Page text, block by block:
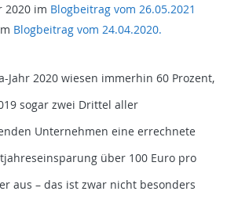
2020 im Blogbeitrag vom 26.05.2021
Blogbeitrag vom 24.04.2020.
Jahr 2020 wiesen immerhin 60 Prozent,
sogar zwei Drittel aller
Unternehmen eine errechnete
über 100 Euro pro
aus – das ist zwar nicht besonders